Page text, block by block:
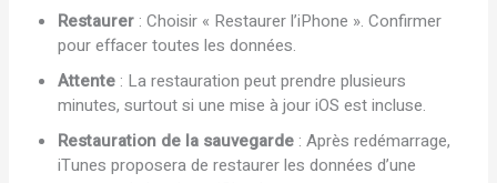
Restaurer : Choisir « Restaurer l’iPhone ». Confirmer
pour effacer toutes les données.
Attente : La restauration peut prendre plusieurs
minutes, surtout si une mise à jour iOS est incluse.
Restauration de la sauvegarde : Après redémarrage,
iTunes proposera de restaurer les données d’une